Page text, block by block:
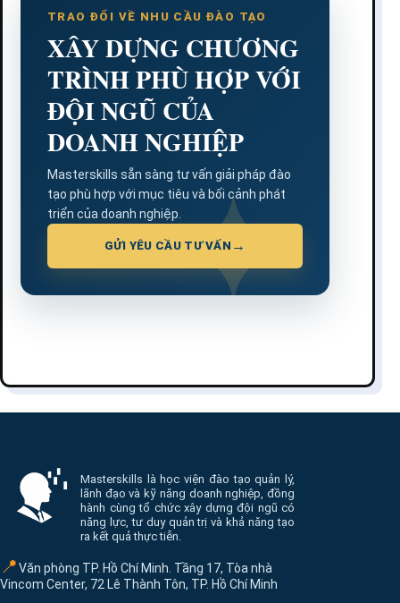
TRAO ĐỔI VỀ NHU CẦU ĐÀO TẠO
XÂY DỰNG CHƯƠNG
TRÌNH PHÙ HỢP VỚI
ĐỘI NGŨ CỦA
DOANH NGHIỆP
Masterskills sẵn sàng tư vấn giải pháp đào
tạo phù hợp với mục tiêu và bối cảnh phát
triển của doanh nghiệp.
GỬI YÊU CẦU TƯ VẤN
Thông tin và điều hướng cuối trang
Masterskills là học viện đào tạo quản lý,
lãnh đạo và kỹ năng doanh nghiệp, đồng
hành cùng tổ chức xây dựng đội ngũ có
năng lực, tư duy quản trị và khả năng tạo
ra kết quả thực tiễn.
📍Văn phòng TP. Hồ Chí Minh. Tầng 17, Tòa nhà
Vincom Center, 72 Lê Thành Tôn, TP. Hồ Chí Minh